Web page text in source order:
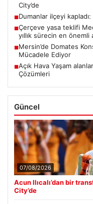
City’de
■Dumanlar ilçeyi
■Çerçeve yasa teklifi
yıllık sürecin en önemli
■Mersin’de Domates
Mücadele Ediyor
■Açık Hava Yaşam
Çözümleri
Güncel
07/08/2026
Acun Ilıcalı’dan bir
City’de